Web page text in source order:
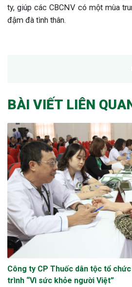
ty, giúp các CBCNV có một mùa
đậm đà tình thân.
BÀI VIẾT LIÊN
Công ty CP Thuốc dân tộc tổ
trình “Vì sức khỏe người Việt”